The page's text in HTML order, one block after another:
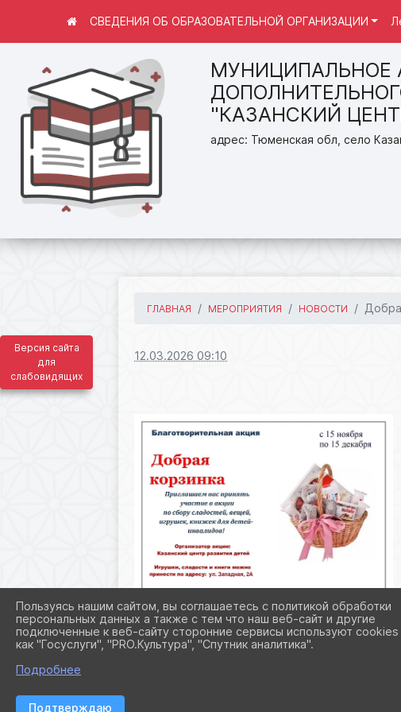
Версия сайта
для
слабовидящих
МУНИЦИПАЛЬНОЕ
"КАЗАНСКИЙ
адрес: Тюменская обл, село
СВЕДЕНИЯ ОБ ОБРАЗОВАТЕЛЬНОЙ ОРГАНИЗАЦИИ
ГЛАВНАЯ МЕРОПРИЯТИЯ НОВОСТИ
12.03.2026 09:10
Пользуясь нашим сайтом, вы соглашаетесь с политикой обработки
персональных данных а также с тем что наш веб-сайт и другие
подключенные к веб-сайту сторонние сервисы используют cookies
как "Госуслуги", "PRO.Культура", "Спутник аналитика".
Подробнее
Подтверждаю